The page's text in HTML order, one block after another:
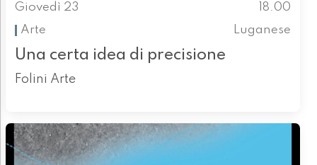
Giovedì 23
18.00
Arte
Luganese
Una certa idea di precisione
Folini Arte